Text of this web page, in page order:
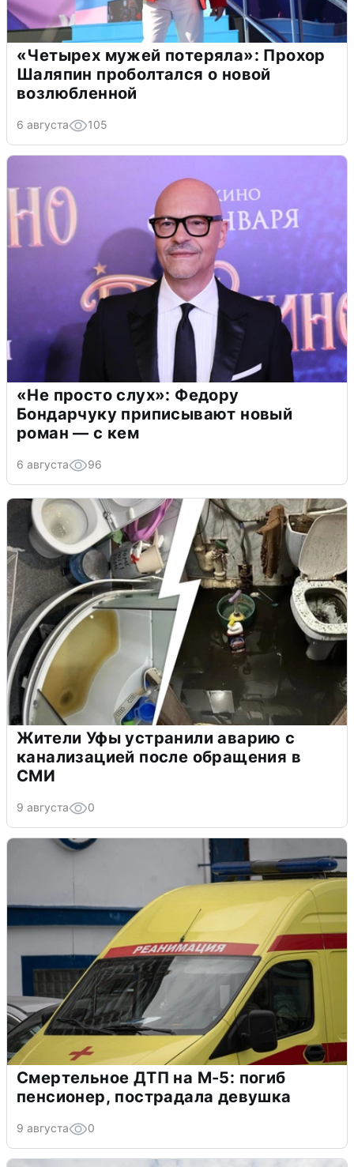
«Четырех мужей потеряла»: Прохор
Шаляпин проболтался о новой
возлюбленной
6 августа 105
«Не просто слух»: Федору
Бондарчуку приписывают новый
роман — с кем
6 августа 96
Жители Уфы устранили аварию с
канализацией после обращения в
СМИ
9 августа 0
Смертельное ДТП на М-5: погиб
пенсионер, пострадала девушка
9 августа 0